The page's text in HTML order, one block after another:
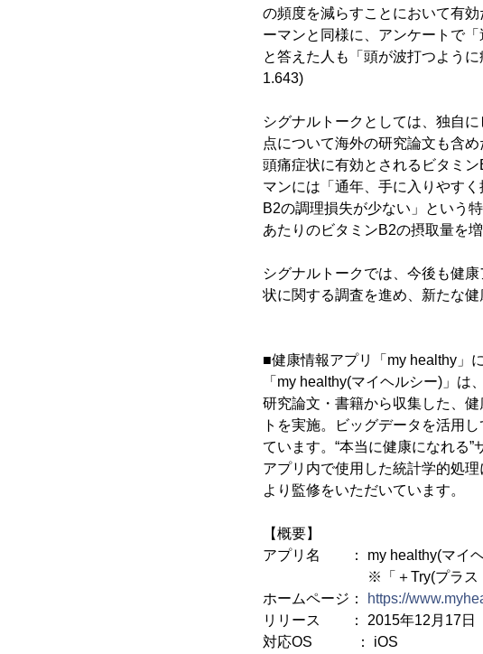
の頻度を減らすことにおいて有
ーマンと同様に、アンケートで
と答えた人も「頭が波打つよう
1.643)
シグナルトークとしては、独自
点について海外の研究論文も含
頭痛症状に有効とされるビタミ
マンには「通年、手に入りやす
B2の調理損失が少ない」という
あたりのビタミンB2の摂取量を
シグナルトークでは、今後も健
状に関する調査を進め、新たな
■健康情報アプリ「my healthy」
「my healthy(マイヘルシー)」は
研究論文・書籍から収集した、
トを実施。ビッグデータを活用
ています。“本当に健康になれる”
アプリ内で使用した統計学的処
より監修をいただいています。
【概要】
アプリ名 ： my healthy(マイ
※「＋Try(プラストライ)
ホームページ：
https://
リリース ： 2015年12月17日
対応OS ： iOS